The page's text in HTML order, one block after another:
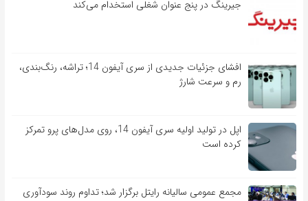
جیرینگ در پنج عنوان شغلی استخدام می‌کند
افشای جزئیات جدیدی از سری آیفون 14؛ تراشه، رنگ‌بندی،
رم و سرعت شارژ
اپل در تولید اولیه سری آیفون 14، روی مدل‌های پرو تمرکز
کرده است
مجمع عمومی سالیانه رایتل برگزار شد؛ تداوم روند سودآوری